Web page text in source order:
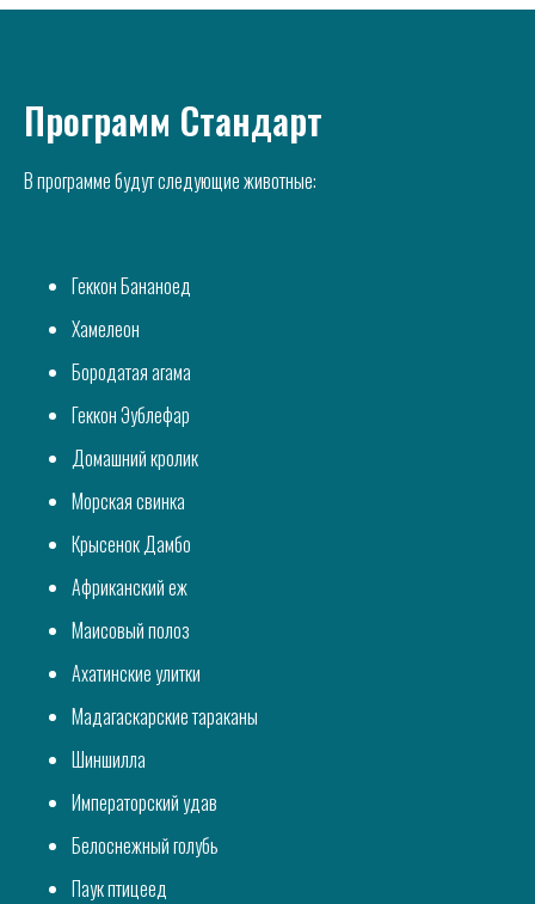
Программ Стандарт
В программе будут следующие животные:
Геккон Бананоед
Хамелеон
Бородатая агама
Геккон Эублефар
Домашний кролик
Морская свинка
Крысенок Дамбо
Африканский еж
Маисовый полоз
Ахатинские улитки
Мадагаскарские тараканы
Шиншилла
Императорский удав
Белоснежный голубь
Паук птицеед